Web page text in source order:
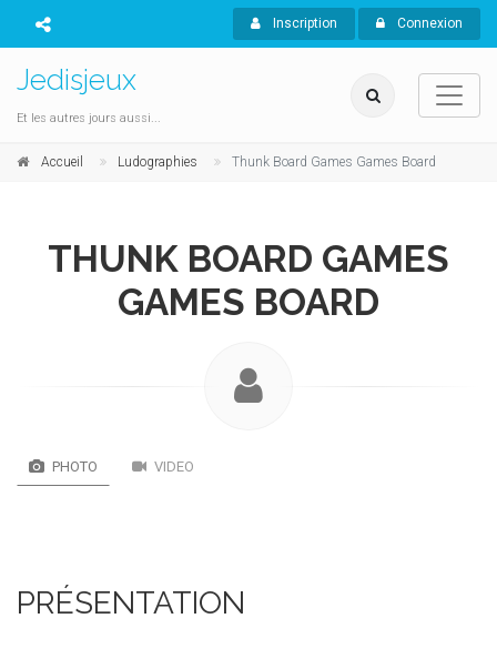
Inscription Connexion
Jedisjeux
Et les autres jours aussi...
Accueil Ludographies Thunk Board Games Games Board
THUNK BOARD GAMES
GAMES BOARD
PHOTO VIDEO
PRÉSENTATION